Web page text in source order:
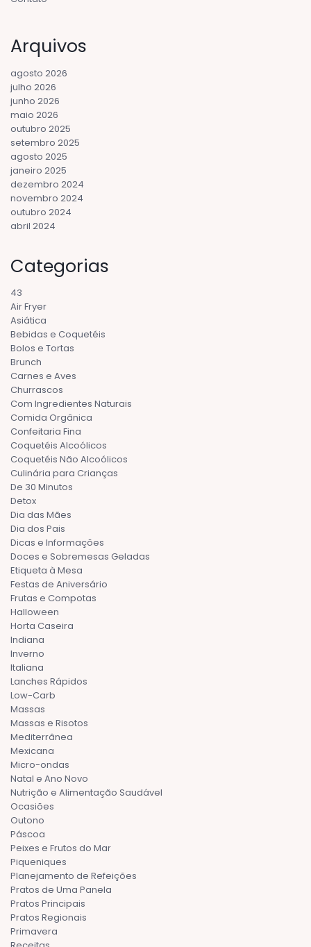
Arquivos
agosto 2026
julho 2026
junho 2026
maio 2026
outubro 2025
setembro 2025
agosto 2025
janeiro 2025
dezembro 2024
novembro 2024
outubro 2024
abril 2024
Categorias
43
Air Fryer
Asiática
Bebidas e Coquetéis
Bolos e Tortas
Brunch
Carnes e Aves
Churrascos
Com Ingredientes Naturais
Comida Orgânica
Confeitaria Fina
Coquetéis Alcoólicos
Coquetéis Não Alcoólicos
Culinária para Crianças
De 30 Minutos
Detox
Dia das Mães
Dia dos Pais
Dicas e Informações
Doces e Sobremesas Geladas
Etiqueta à Mesa
Festas de Aniversário
Frutas e Compotas
Halloween
Horta Caseira
Indiana
Inverno
Italiana
Lanches Rápidos
Low-Carb
Massas
Massas e Risotos
Mediterrânea
Mexicana
Micro-ondas
Natal e Ano Novo
Nutrição e Alimentação Saudável
Ocasiões
Outono
Páscoa
Peixes e Frutos do Mar
Piqueniques
Planejamento de Refeições
Pratos de Uma Panela
Pratos Principais
Pratos Regionais
Primavera